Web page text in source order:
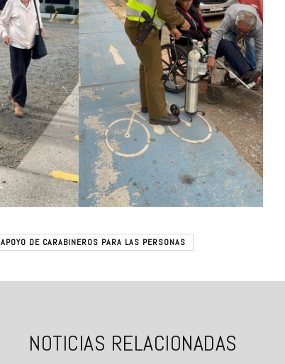
APOYO DE CARABINEROS PARA LAS PERSONAS
NOTICIAS RELACIONADAS